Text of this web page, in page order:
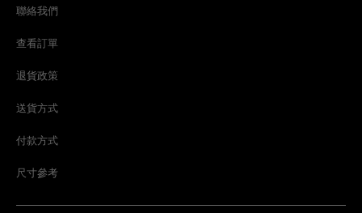
聯絡我們
查看訂單
退貨政策
送貨方式
付款方式
尺寸參考